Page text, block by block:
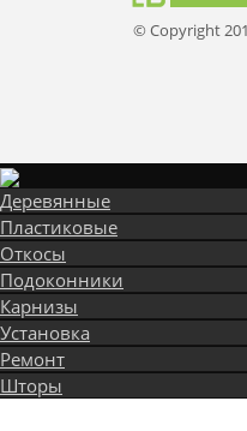
© Copyright
Деревянные
Пластиковые
Откосы
Подоконники
Карнизы
Установка
Ремонт
Шторы